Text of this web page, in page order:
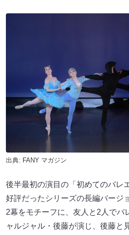
出典: FANY マガジン
後半最初の演目の「初めてのバレ
好評だったシリーズの長編バージ
2幕をモチーフに、友人と2人でバ
ャルジャル・後藤が演じ、後藤と